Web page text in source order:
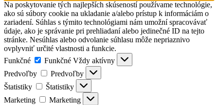
Na poskytovanie tých najlepších skúseností používame technológie,
ako sú súbory cookie na ukladanie a/alebo prístup k informáciám o
zariadení. Súhlas s týmito technológiami nám umožní spracovávať
údaje, ako je správanie pri prehliadaní alebo jedinečné ID na tejto
stránke. Nesúhlas alebo odvolanie súhlasu môže nepriaznivo
ovplyvniť určité vlastnosti a funkcie.
Funkčné
Funkčné Vždy aktívny
Predvoľby
Predvoľby
Štatistiky
Štatistiky
Marketing
Marketing